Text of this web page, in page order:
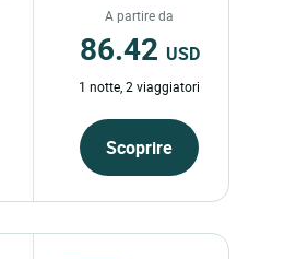
A partire da
86.42 USD
1 notte, 2 viaggiatori
Scoprire